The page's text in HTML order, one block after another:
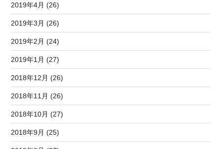
2019年4月 (26)
2019年3月 (26)
2019年2月 (24)
2019年1月 (27)
2018年12月 (26)
2018年11月 (26)
2018年10月 (27)
2018年9月 (25)